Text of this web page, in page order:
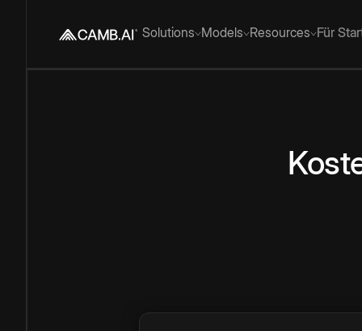
Solutions Models Resources Für